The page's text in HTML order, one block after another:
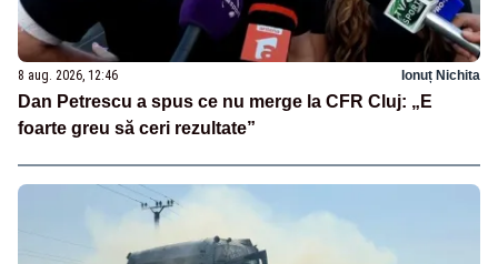
8 aug. 2026, 12:46 Ionuț Nichita
Dan Petrescu a spus ce nu merge la CFR Cluj: „E
foarte greu să ceri rezultate”